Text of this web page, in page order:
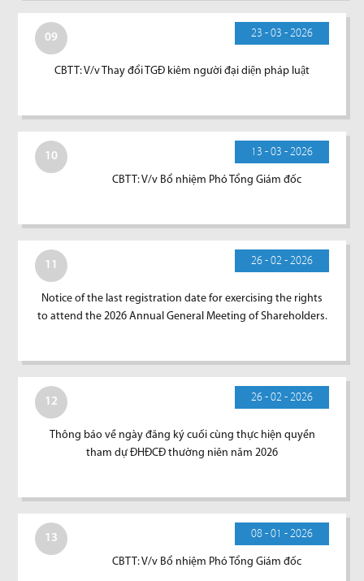
09 23 - 03 - 2026
CBTT: V/v Thay đổi TGĐ kiêm người đại diện pháp luật
10 13 - 03 - 2026
CBTT: V/v Bổ nhiệm Phó Tổng Giám đốc
11 26 - 02 - 2026
Notice of the last registration date for exercising the rights
to attend the 2026 Annual General Meeting of Shareholders.
12 26 - 02 - 2026
Thông báo về ngày đăng ký cuối cùng thực hiện quyền
tham dự ĐHĐCĐ thường niên năm 2026
13 08 - 01 - 2026
CBTT: V/v Bổ nhiệm Phó Tổng Giám đốc